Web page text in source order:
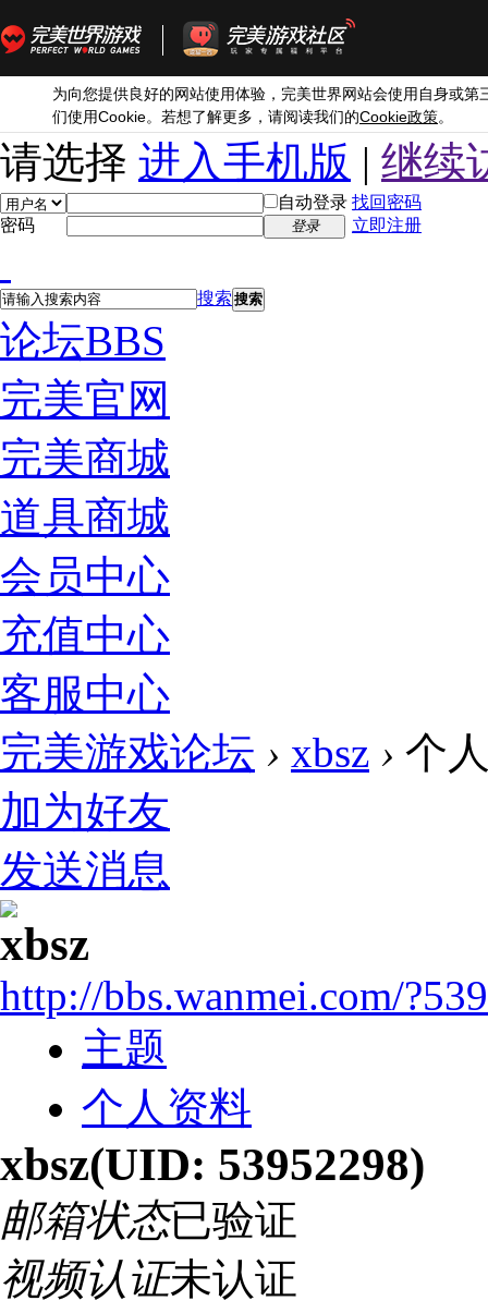
为向您提供良好的网站使用体验，完美世界网站会使用自身或第
们使用Cookie。若想了解更多，请阅读我们的Cookie政策。
请选择 进入手机版 | 继续
自动登录 找回密码
密码
登录 立即注册
搜索 搜索
论坛BBS
完美官网
完美商城
道具商城
会员中心
充值中心
客服中心
完美游戏论坛 › xbsz › 个
加为好友
发送消息
xbsz
http://bbs.wanmei.com/
主题
个人资料
xbsz(UID: 53952298)
邮箱状态已验证
视频认证未认证